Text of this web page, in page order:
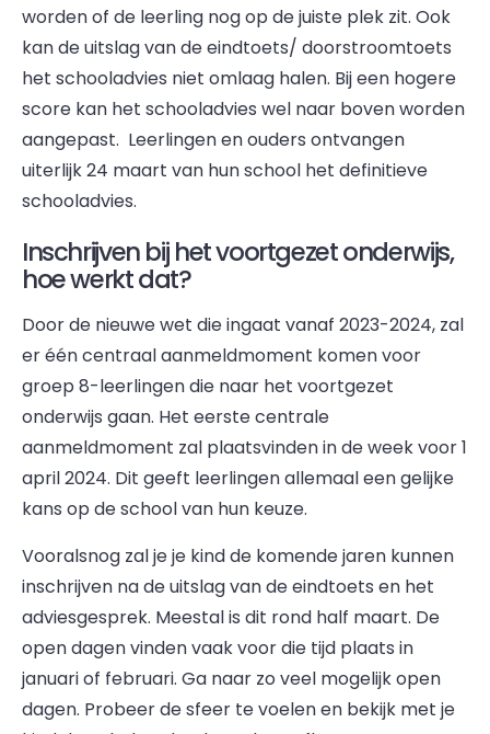
worden of de leerling nog op de juiste plek zit. Ook
kan de uitslag van de eindtoets/ doorstroomtoets
het schooladvies niet omlaag halen. Bij een hogere
score kan het schooladvies wel naar boven worden
aangepast. Leerlingen en ouders ontvangen
uiterlijk 24 maart van hun school het definitieve
schooladvies.
Inschrijven bij het voortgezet onderwijs,
hoe werkt dat?
Door de nieuwe wet die ingaat vanaf 2023-2024, zal
er één centraal aanmeldmoment komen voor
groep 8-leerlingen die naar het voortgezet
onderwijs gaan. Het eerste centrale
aanmeldmoment zal plaatsvinden in de week voor 1
april 2024. Dit geeft leerlingen allemaal een gelijke
kans op de school van hun keuze.
Vooralsnog zal je je kind de komende jaren kunnen
inschrijven na de uitslag van de eindtoets en het
adviesgesprek. Meestal is dit rond half maart. De
open dagen vinden vaak voor die tijd plaats in
januari of februari. Ga naar zo veel mogelijk open
dagen. Probeer de sfeer te voelen en bekijk met je